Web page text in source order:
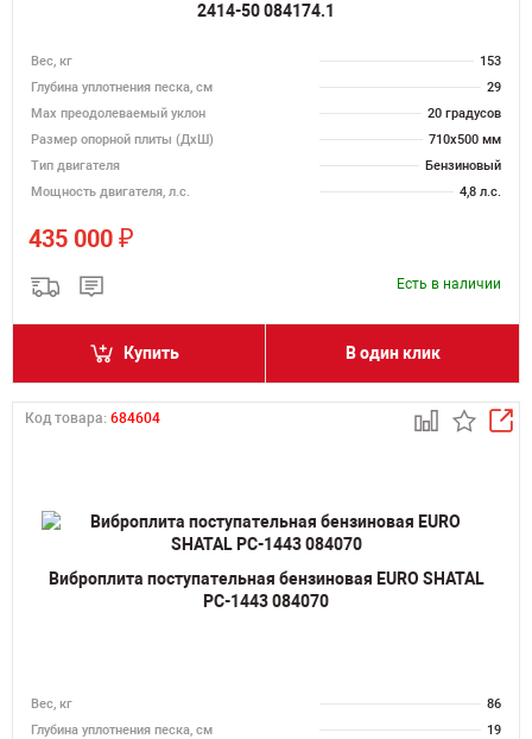
2414-50 084174.1
Вес, кг
153
Глубина уплотнения песка, см
29
Max преодолеваемый уклон
20 градусов
Размер опорной плиты (ДхШ)
710х500 мм
Тип двигателя
Бензиновый
Мощность двигателя, л.с.
4,8 л.с.
435 000 ₽
Есть в наличии
Купить В один клик
Код товара: 684604
Виброплита поступательная бензиновая EURO SHATAL
РС-1443 084070
Вес, кг
86
Глубина уплотнения песка, см
19